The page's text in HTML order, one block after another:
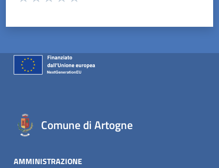
Comune di Artogne
AMMINISTRAZIONE